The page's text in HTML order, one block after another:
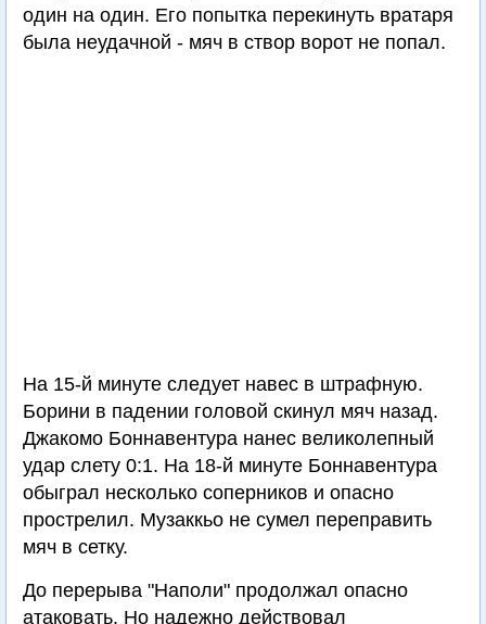
один на один. Его попытка перекинуть вратаря
была неудачной - мяч в створ ворот не попал.
На 15-й минуте следует навес в штрафную.
Борини в падении головой скинул мяч назад.
Джакомо Боннавентура нанес великолепный
удар слету 0:1. На 18-й минуте Боннавентура
обыграл несколько соперников и опасно
прострелил. Музаккьо не сумел переправить
мяч в сетку.
До перерыва "Наполи" продолжал опасно
атаковать. Но надежно действовал